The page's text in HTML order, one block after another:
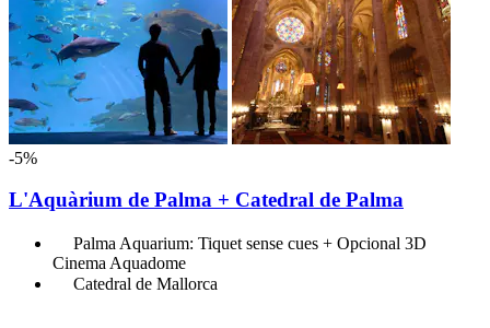
-5%
L'Aquàrium de Palma + Catedral de Palma
Palma Aquarium: Tiquet sense cues + Opcional 3D
Cinema Aquadome
Catedral de Mallorca